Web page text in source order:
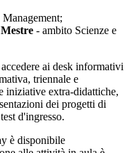
- ambito Scienze e
ai desk informativi
triennale e
iniziative extra-didattiche,
dei progetti di
d'ingresso.
è disponibile